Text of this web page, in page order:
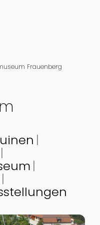
Frauenberg